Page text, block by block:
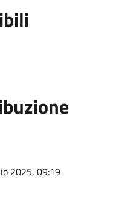
2025, 09:19